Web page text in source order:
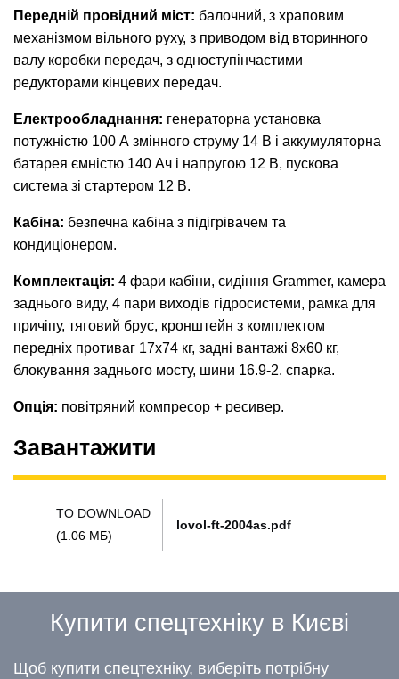
Передній провідний міст: балочний, з храповим
механізмом вільного руху, з приводом від вторинного
валу коробки передач, з одноступінчастими
редукторами кінцевих передач.
Електрообладнання: генераторна установка
потужністю 100 А змінного струму 14 В і аккумуляторна
батарея ємністю 140 Ач і напругою 12 В, пускова
система зі стартером 12 В.
Кабіна: безпечна кабіна з підігрівачем та
кондиціонером.
Комплектація: 4 фари кабіни, сидіння Grammer, камера
заднього виду, 4 пари виходів гідросистеми, рамка для
причіпу, тяговий брус, кронштейн з комплектом
передніх противаг 17х74 кг, задні вантажі 8х60 кг,
блокування заднього мосту, шини 16.9-2. спарка.
Опція: повітряний компресор + ресивер.
Завантажити
TO DOWNLOAD
(1.06 МБ)
lovol-ft-2004as.pdf
Купити спецтехніку в Києві
Щоб купити спецтехніку, виберіть потрібну